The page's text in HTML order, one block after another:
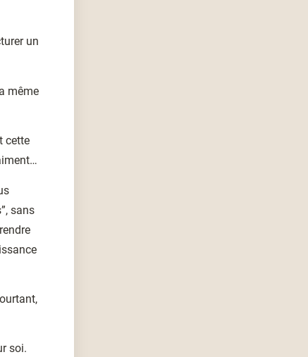
un
même
cette
sans
soi.